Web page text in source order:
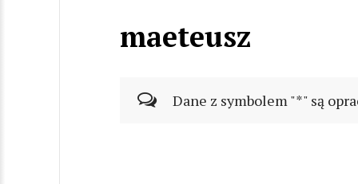
maeteusz
Dane z symbolem "*" są